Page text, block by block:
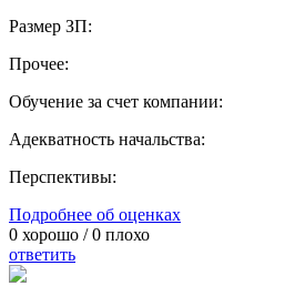
Размер ЗП:
Прочее:
Обучение за счет компании:
Адекватность начальства:
Перспективы:
Подробнее об оценках
0 хорошо /0 плохо
ответить